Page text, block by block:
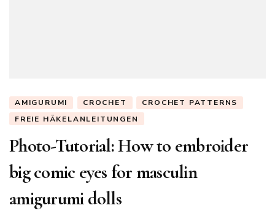
AMIGURUMI CROCHET
CROCHET PATTERNS
FREIE HÄKELANLEITUNGEN
Photo-Tutorial: How to embroider
big comic eyes for masculin
amigurumi dolls